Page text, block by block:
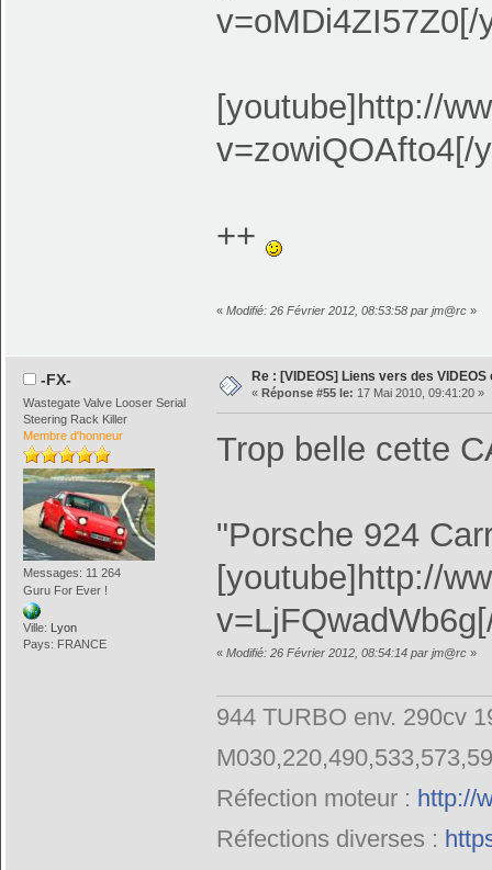
v=oMDi4ZI57Z0[/
[youtube]http://
v=zowiQOAfto4[/
++
« Modifié: 26 Février 2012, 08:53:58 par jm@rc»
-FX-
Wastegate Valve Looser Serial
Steering Rack Killer
Membre d'honneur
Messages: 11 264
Guru For Ever !
Ville: Lyon
Pays: FRANCE
Re : [VIDEOS] Liens vers des
« Réponse #55 le: 17 Mai 2010, 09:41:20 »
Trop belle cette
"Porsche 924
[youtube]http://
« Modifié: 26 Février 2012, 08:54:14 par jm@rc»
944 TURBO env. 290cv
Réfection moteur : http://
Réfections diverses :